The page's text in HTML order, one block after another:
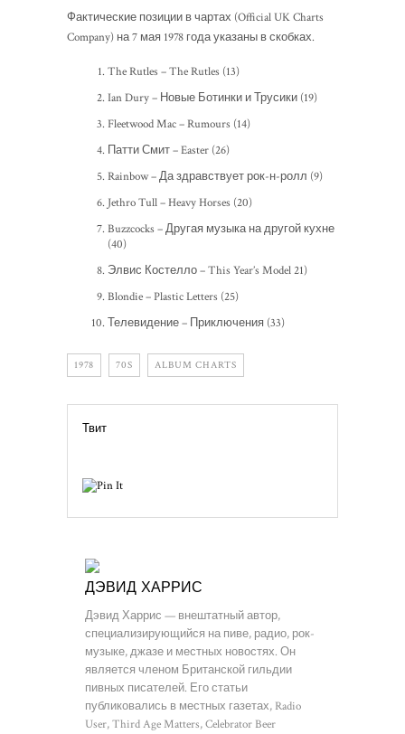
Фактические позиции в чартах (Official UK Charts
Company) на 7 мая 1978 года указаны в скобках.
The Rutles – The Rutles (13)
Ian Dury – Новые Ботинки и Трусики (19)
Fleetwood Mac – Rumours (14)
Патти Смит – Easter (26)
Rainbow – Да здравствует рок-н-ролл (9)
Jethro Tull – Heavy Horses (20)
Buzzcocks – Другая музыка на другой кухне
(40)
Элвис Костелло – This Year’s Model 21)
Blondie – Plastic Letters (25)
Телевидение – Приключения (33)
1978 70S ALBUM CHARTS
Твит
ДЭВИД ХАРРИС
Дэвид Харрис — внештатный автор,
специализирующийся на пиве, радио, рок-
музыке, джазе и местных новостях. Он
является членом Британской гильдии
пивных писателей. Его статьи
публиковались в местных газетах, Radio
User, Third Age Matters, Celebrator Beer